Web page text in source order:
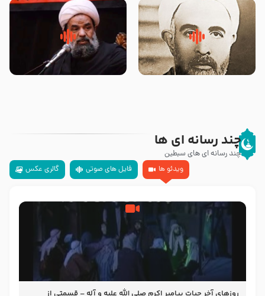
روضه‌ی مجلس یزید ملعون و
اسارت اهل‌بیت علیهم‌السلام –
سلام جوانی که امام حسین علیه
السلام خودش جوابش را دادند
چند رسانه ای ها
چند رسانه ای های سبطین
ویدئو ها
فایل های صوتی گالری عکس
روزهای آخر حیات پیامبر اکرم صلی الله علیه و آله – قسمتی از